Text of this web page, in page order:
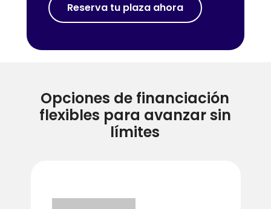
Reserva tu plaza ahora
Opciones de financiación
flexibles para avanzar sin
límites